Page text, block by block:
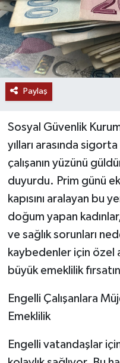
Paylaş
Sosyal Güvenlik
yılları arasında
çalışanın yüzünü
duyurdu. Prim günü
kapısını aralayan bu
doğum yapan
ve sağlık sorunları
kaybedenler için özel
büyük emeklilik
Engelli Çalışanlara
Emeklilik
Engelli vatandaşlar
SOSYAL
SPONSORLU YAZI
SPOR
TEKNOLOJİ
YAŞAM